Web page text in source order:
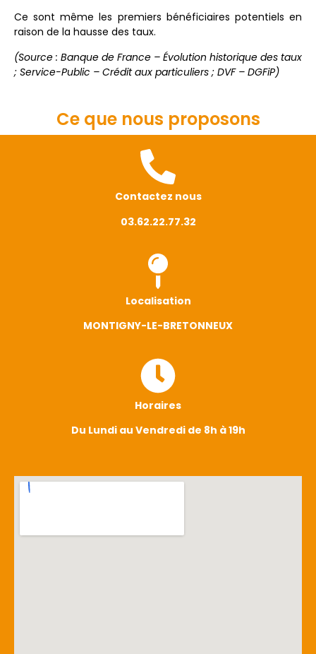
Ce sont même les premiers bénéficiaires potentiels en
raison de la hausse des taux.
(Source : Banque de France – Évolution historique des taux
; Service-Public – Crédit aux particuliers ; DVF – DGFiP)
Ce que nous proposons
Contactez nous
03.62.22.77.32
Localisation
MONTIGNY-LE-BRETONNEUX
Horaires
Du Lundi au Vendredi de 8h à 19h